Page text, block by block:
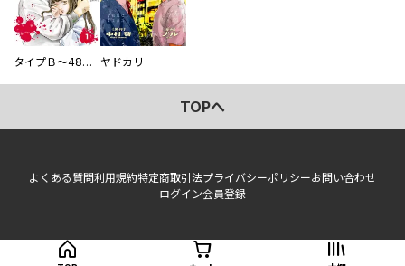
タイプＢ～48時間後、致死率100％～【単話】 ヤドカリ
TOPへ
よくある質問利用規約特定商取引法プライバシーポリシーお問い合わせ
ログイン会員登録